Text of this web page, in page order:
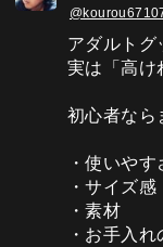
アダルトグ
実は「高け
初心者なら
・使いやす
・サイズ感
・素材
・お手入